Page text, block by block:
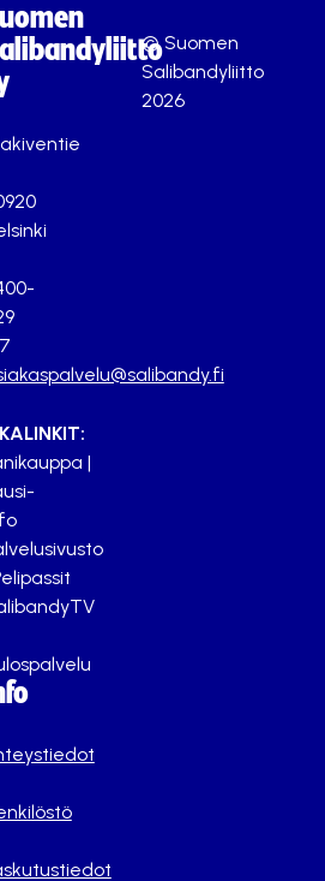
|
© Suomen
Salibandyliitto
2026